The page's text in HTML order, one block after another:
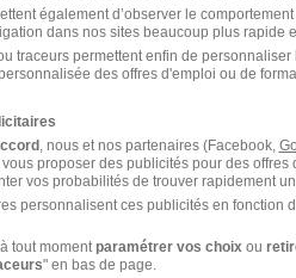
l'offre à laquelle vous postulez.
candidature sous 48h
RH de 15-20 minutes
RH et votre futur
également d’observer le
dans nos sites beaucoup plus rapide
traceurs permettent enfin de
des offres d'emploi ou de
, nous et nos partenaires (Facebook,
proposer des publicités pour des
vos probabilités de trouver rapidement
personnalisent ces publicités en fonction
tout moment paramétrer vos choix ou
" en bas de page.